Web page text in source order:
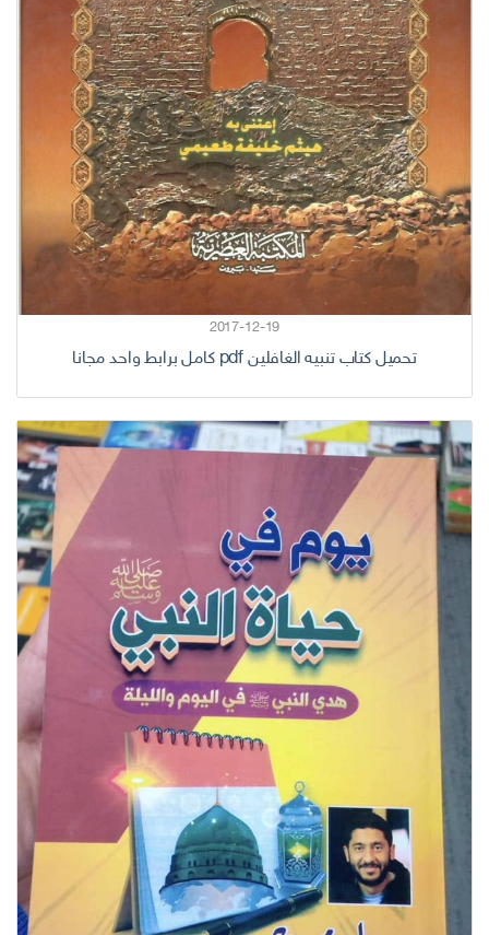
2017-12-19
تحميل كتاب تنبيه الغافلين pdf كامل برابط واحد مجانا